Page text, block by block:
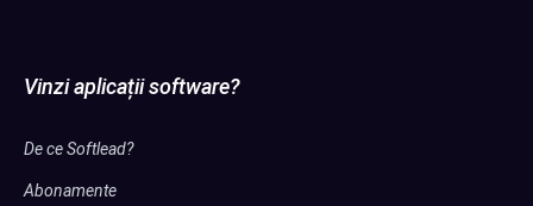
Vinzi aplicații software?
De ce Softlead?
Abonamente